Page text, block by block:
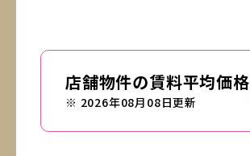
店舗物件の賃料平均価格
※ 2026年08月08日更新